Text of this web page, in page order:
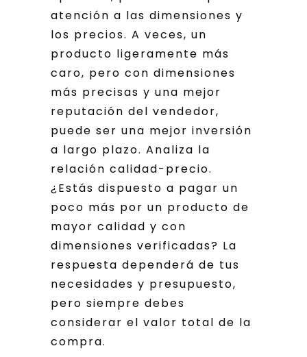
atención a las dimensiones y
los precios. A veces, un
producto ligeramente más
caro, pero con dimensiones
más precisas y una mejor
reputación del vendedor,
puede ser una mejor inversión
a largo plazo. Analiza la
relación calidad-precio.
¿Estás dispuesto a pagar un
poco más por un producto de
mayor calidad y con
dimensiones verificadas? La
respuesta dependerá de tus
necesidades y presupuesto,
pero siempre debes
considerar el valor total de la
compra.